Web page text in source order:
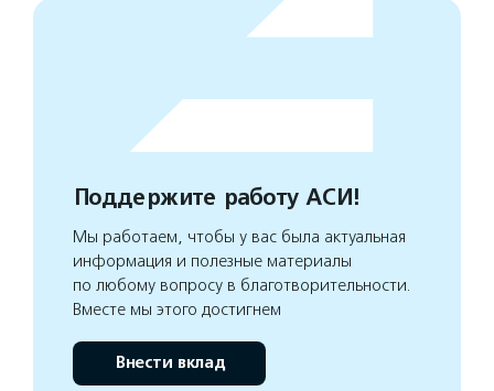
Поддержите работу АСИ!
Мы работаем, чтобы у вас была актуальная
информация и полезные материалы
по любому вопросу в благотворительности.
Вместе мы этого достигнем
Внести вклад